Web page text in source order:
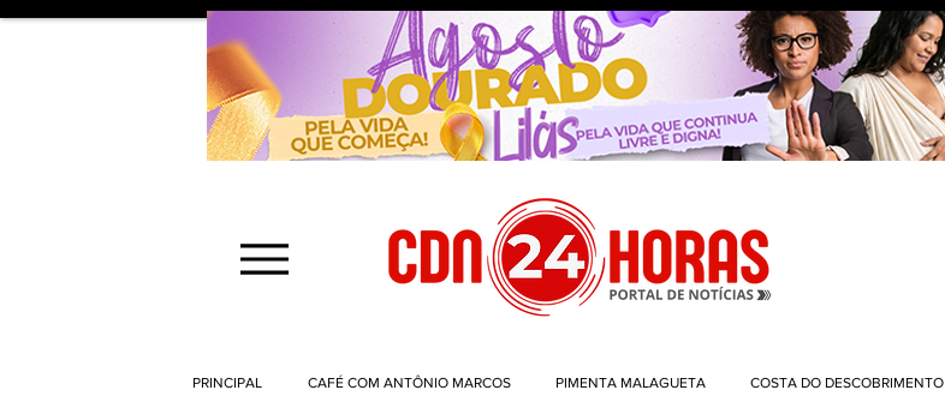
PRINCIPAL CAFÉ COM ANTÔNIO MARCOS PIMENTA MALAGUETA COSTA DO DESCOBRIMENTO